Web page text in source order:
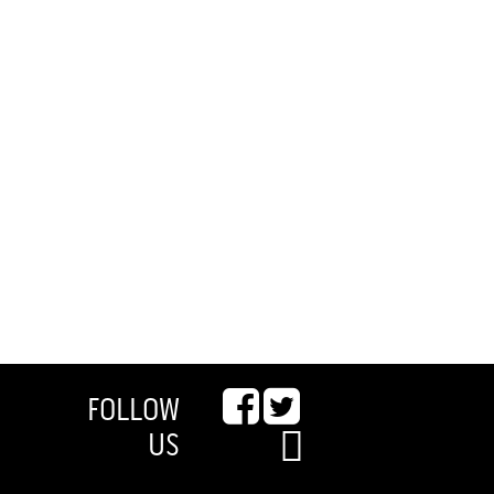
FOLLOW
US